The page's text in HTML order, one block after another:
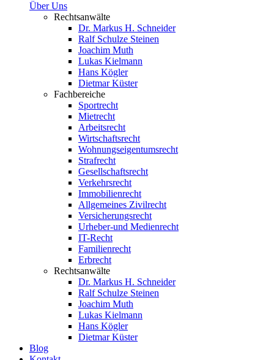
Über Uns
Rechtsanwälte
Dr. Markus H. Schneider
Ralf Schulze Steinen
Joachim Muth
Lukas Kielmann
Hans Kögler
Dietmar Küster
Fachbereiche
Sportrecht
Mietrecht
Arbeitsrecht
Wirtschaftsrecht
Wohnungseigentumsrecht
Strafrecht
Gesellschaftsrecht
Verkehrsrecht
Immobilienrecht
Allgemeines Zivilrecht
Versicherungsrecht
Urheber-und Medienrecht
IT-Recht
Familienrecht
Erbrecht
Rechtsanwälte
Dr. Markus H. Schneider
Ralf Schulze Steinen
Joachim Muth
Lukas Kielmann
Hans Kögler
Dietmar Küster
Blog